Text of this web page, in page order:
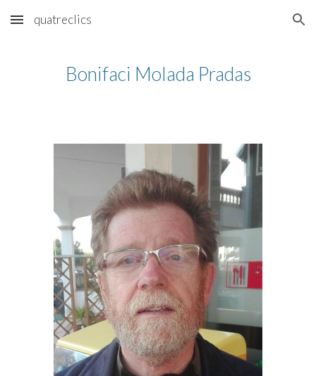
Skip to main content Skip to navigation
quatreclics
Bonifaci Molada Pradas